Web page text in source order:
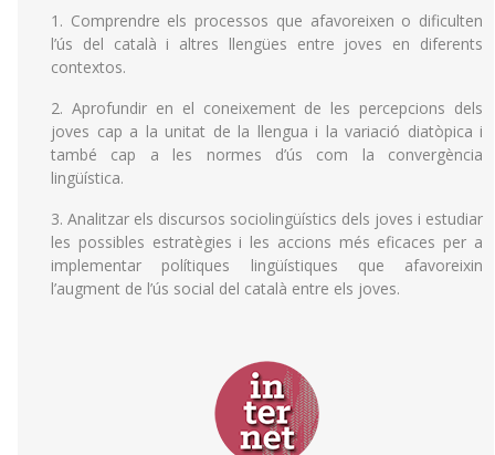
1. Comprendre els processos que afavoreixen o dificulten
l’ús del català i altres llengües entre joves en diferents
contextos.
2. Aprofundir en el coneixement de les percepcions dels
joves cap a la unitat de la llengua i la variació diatòpica i
també cap a les normes d’ús com la convergència
lingüística.
3. Analitzar els discursos sociolingüístics dels joves i estudiar
les possibles estratègies i les accions més eficaces per a
implementar polítiques lingüístiques que afavoreixin
l’augment de l’ús social del català entre els joves.